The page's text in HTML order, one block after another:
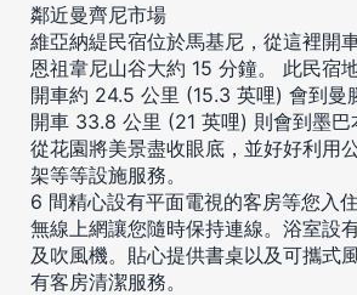
鄰近曼齊尼市場
維亞納緹民宿位於馬基尼，從這裡開
恩祖韋尼山谷大約 15 分鐘。 此民宿
開車約 24.5 公里 (15.3 英哩) 會到曼
開車 33.8 公里 (21 英哩) 則會到墨巴
從花園將美景盡收眼底，並好好利用
架等等設施服務。
6 間精心設有平面電視的客房等您入
無線上網讓您隨時保持連線。浴室設
及吹風機。貼心提供書桌以及可攜式
有客房清潔服務。